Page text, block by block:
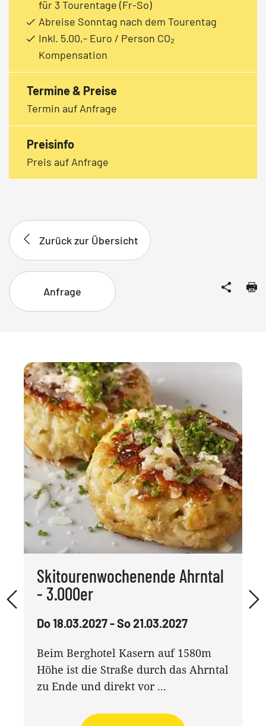
für 3 Tourentage (Fr-So)
Abreise Sonntag nach dem Tourentag
Inkl. 5.00,- Euro / Person CO₂
Kompensation
Termine & Preise
Termin auf Anfrage
Preisinfo
Preis auf Anfrage
Zurück zur Übersicht
Anfrage
Skitourenwochenende Ahrntal
- 3.000er
Do 18.03.2027 - So 21.03.2027
Beim Berghotel Kasern auf 1580m
Höhe ist die Straße durch das Ahrntal
zu Ende und direkt vor ...